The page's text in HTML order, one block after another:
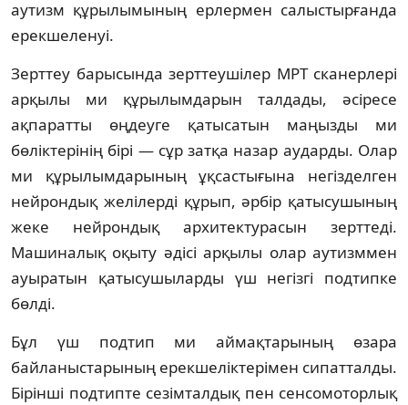
аутизм құрылымының ерлермен салыстырғанда
ерекшеленуі.
Зерттеу барысында зерттеушілер МРТ сканерлері
арқылы ми құрылымдарын талдады, әсіресе
ақпаратты өңдеуге қатысатын маңызды ми
бөліктерінің бірі — сұр затқа назар аударды. Олар
ми құрылымдарының ұқсастығына негізделген
нейрондық желілерді құрып, әрбір қатысушының
жеке нейрондық архитектурасын зерттеді.
Машиналық оқыту әдісі арқылы олар аутизммен
ауыратын қатысушыларды үш негізгі подтипке
бөлді.
Бұл үш подтип ми аймақтарының өзара
байланыстарының ерекшеліктерімен сипатталды.
Бірінші подтипте сезімталдық пен сенсомоторлық